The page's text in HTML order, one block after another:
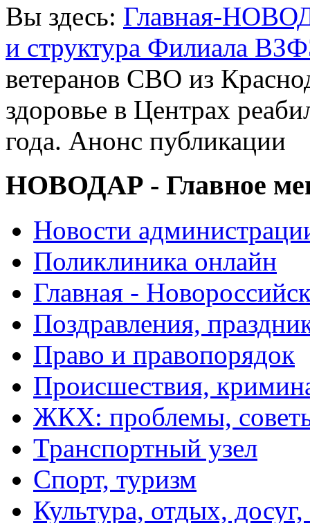
Вы здесь: Главная-
и структура Филиала
ветеранов СВО из
здоровье в Центрах
года. Анонс публикации
НОВОДАР - Главное
Новости
Поликлиника онлайн
Главная -
Поздравления,
Право и правопорядок
Происшествия,
ЖКХ: проблемы,
Транспортный узел
Спорт, туризм
Культура, отдых,